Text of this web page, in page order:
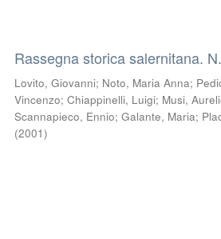
Rassegna storica salernitana.
Lovito, Giovanni; Noto, Maria Anna;
Vincenzo;Chiappinelli, Luigi; Musi,
Scannapieco, Ennio;Galante, Maria;
(2001)